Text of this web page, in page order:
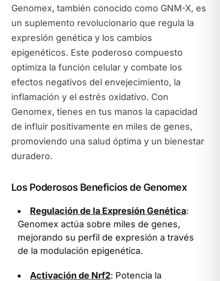
Genomex, también conocido como GNM-X, es
un suplemento revolucionario que regula la
expresión genética y los cambios
epigenéticos. Este poderoso compuesto
optimiza la función celular y combate los
efectos negativos del envejecimiento, la
inflamación y el estrés oxidativo. Con
Genomex, tienes en tus manos la capacidad
de influir positivamente en miles de genes,
promoviendo una salud óptima y un bienestar
duradero.
Los Poderosos Beneficios de Genomex
Regulación de la Expresión Genética:
Genomex actúa sobre miles de genes,
mejorando su perfil de expresión a través
de la modulación epigenética.
Activación de Nrf2: Potencia la